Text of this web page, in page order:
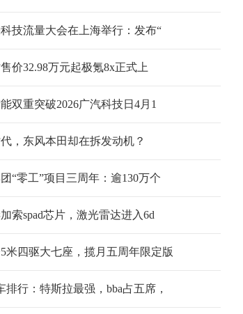
科技流量大会在上海举行：发布“
售价32.98万元起极氪8x正式上
双重突破2026广汽科技日4月1
，东风本田却在拆发动机？
“零工”项目三周年：逾130万个
索spad芯片，激光雷达进入6d
米四驱大七座，揽月五周年限定版
排行：特斯拉最强，bba占五席，